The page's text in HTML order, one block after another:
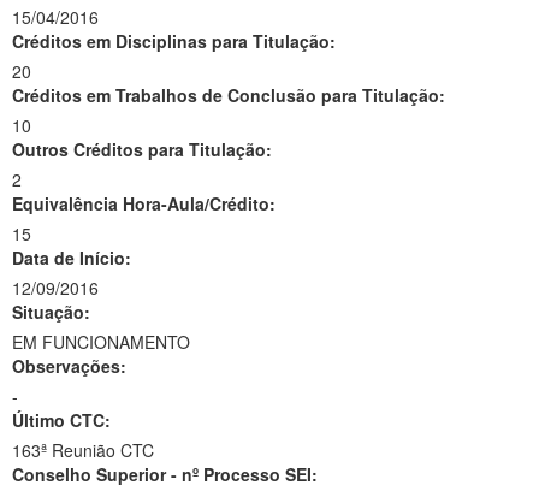
15/04/2016
Créditos em Disciplinas para Titulação:
20
Créditos em Trabalhos de Conclusão para Titulação:
10
Outros Créditos para Titulação:
2
Equivalência Hora-Aula/Crédito:
15
Data de Início:
12/09/2016
Situação:
EM FUNCIONAMENTO
Observações:
-
Último CTC:
163ª Reunião CTC
Conselho Superior - nº Processo SEI: